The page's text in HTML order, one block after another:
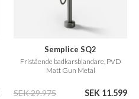
Semplice SQ2
Fristående badkarsblandare, PVD
Matt Gun Metal
SEK 29.975 SEK 11.599